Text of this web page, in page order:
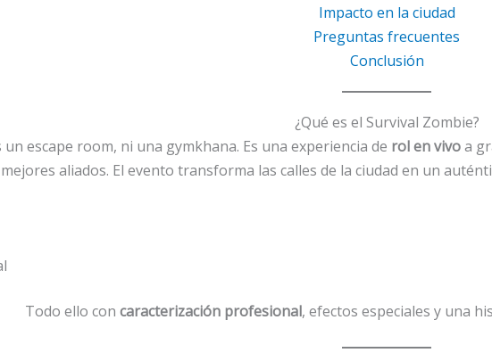
Impacto en la ciudad
Preguntas frecuentes
Conclusión
¿Qué es el Survival Zombie?
escape room, ni una gymkhana. Es una experiencia de rol en vivoa
aliados. El evento transforma las calles de la ciudad en un
Todo ello con caracterización profesional, efectos especiales y una